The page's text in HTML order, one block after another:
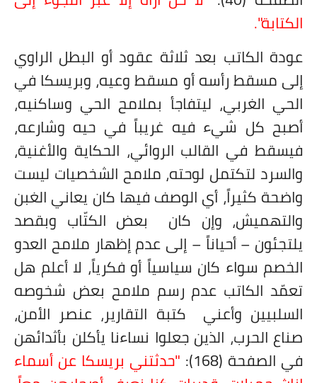
الكتابة".
عودة الكاتب بعد ثلاثة عقود أو البطل الراوي
إلى مسقط رأسه أو مسقط وعيه، وبريسكا في
الحي الغربي، ليتفاجأ بملامح الحي وساكنيه،
أصبح كل شيء فيه غريباً في حيه وشارعه،
فيسقط في القالب الروائي، الحكاية والأغنية،
والسرد لتكتمل لوحته، ملامح الشخصيات ليست
واضحة كثيراً، أي الوصف فيها كان يعاني الغبن
والتهميش، وإن كان بعض الكتّاب وبقصد
يلتجئون – أحياناً – إلى عدم إظهار ملامح العدو
الخصم سواء كان سياسياً أو فكرياً، لا أعلم هل
تعمّد الكاتب عدم رسم ملامح بعض شخوصه
السلبيين وأعني كتبة التقارير، عنصر الأمن،
صناع الحرب، الذين جعلوا نساءنا يأكلن بأثدائهن
في الصفحة (168):
"حدثتني بريسكا عن أسماء